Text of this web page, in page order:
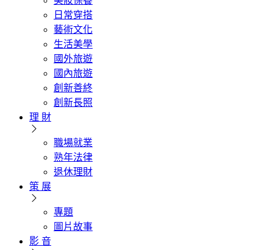
日常穿搭
藝術文化
生活美學
國外旅遊
國內旅遊
創新善終
創新長照
理 財
職場就業
熟年法律
退休理財
策 展
專題
圖片故事
影 音